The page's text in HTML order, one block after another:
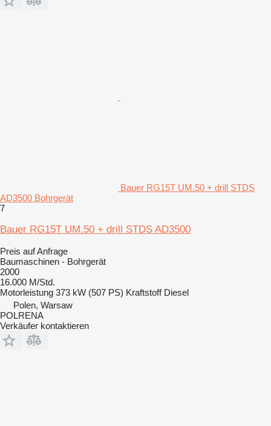
Bauer RG15T UM.50 + drill STDS
AD3500 Bohrgerät
7
Bauer RG15T UM.50 + drill STDS AD3500
Preis auf Anfrage
Baumaschinen - Bohrgerät
2000
16.000 M/Std.
Motorleistung 373 kW (507 PS) Kraftstoff Diesel
Polen, Warsaw
POLRENA
Verkäufer kontaktieren